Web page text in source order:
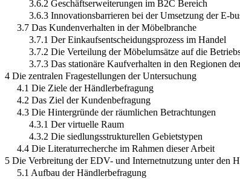
3.6.2 Geschäftserweiterungen im B2C Bereich
3.6.3 Innovationsbarrieren bei der Umsetzung der E-
3.7 Das Kundenverhalten in der Möbelbranche
3.7.1 Der Einkaufsentscheidungsprozess im Handel
3.7.2 Die Verteilung der Möbelumsätze auf die
3.7.3 Das stationäre Kaufverhalten in den Regionen
4 Die zentralen Fragestellungen der Untersuchung
4.1 Die Ziele der Händlerbefragung
4.2 Das Ziel der Kundenbefragung
4.3 Die Hintergründe der räumlichen Betrachtungen
4.3.1 Der virtuelle Raum
4.3.2 Die siedlungsstrukturellen Gebietstypen
4.4 Die Literaturrecherche im Rahmen dieser Arbeit
5 Die Verbreitung der EDV- und Internetnutzung unter den
5.1 Aufbau der Händlerbefragung